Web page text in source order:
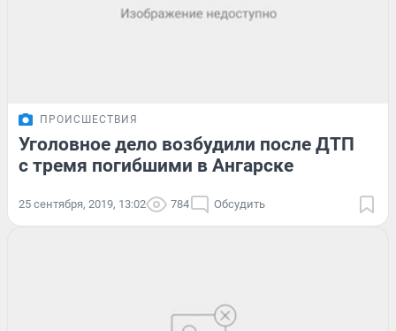
ПРОИСШЕСТВИЯ
Уголовное дело возбудили после ДТП
с тремя погибшими в Ангарске
25 сентября, 2019, 13:02 784 Обсудить